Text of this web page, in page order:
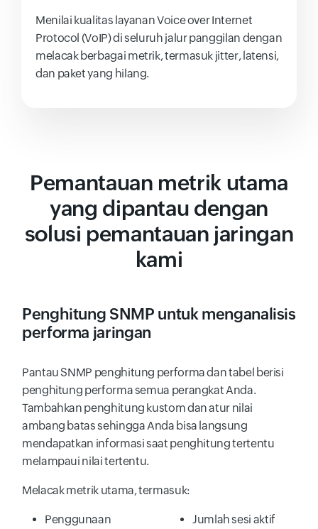
Menilai kualitas layanan Voice over Internet
Protocol (VoIP) di seluruh jalur panggilan dengan
melacak berbagai metrik, termasuk jitter, latensi,
dan paket yang hilang.
Pemantauan metrik utama
yang dipantau dengan
solusi pemantauan jaringan
kami
Penghitung SNMP untuk menganalisis
performa jaringan
Pantau SNMP penghitung performa dan tabel berisi
penghitung performa semua perangkat Anda.
Tambahkan penghitung kustom dan atur nilai
ambang batas sehingga Anda bisa langsung
mendapatkan informasi saat penghitung tertentu
melampaui nilai tertentu.
Melacak metrik utama, termasuk:
Penggunaan
Jumlah sesi aktif